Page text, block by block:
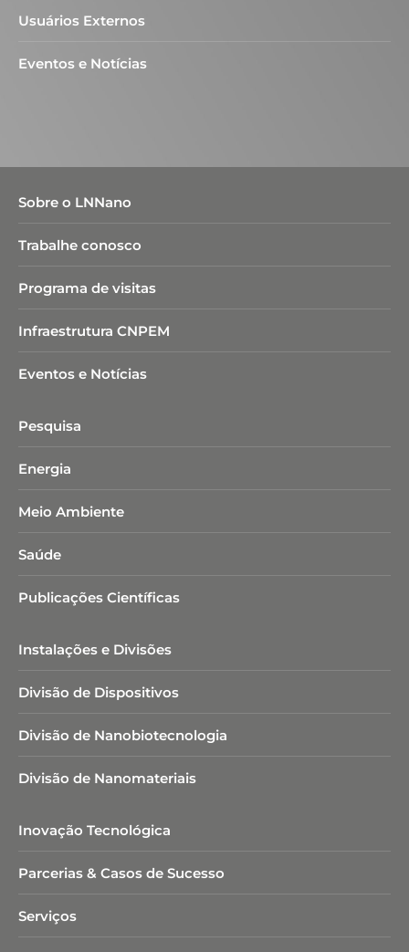
Usuários Externos
Eventos e Notícias
Sobre o LNNano
Trabalhe conosco
Programa de visitas
Infraestrutura CNPEM
Eventos e Notícias
Pesquisa
Energia
Meio Ambiente
Saúde
Publicações Científicas
Instalações e Divisões
Divisão de Dispositivos
Divisão de Nanobiotecnologia​
Divisão de Nanomateriais
Inovação Tecnológica
Parcerias & Casos de Sucesso
Serviços